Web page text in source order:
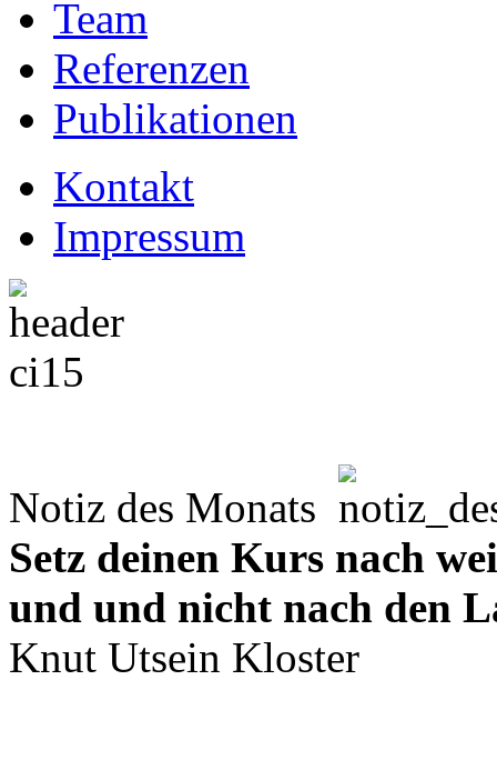
Team
Referenzen
Publikationen
Kontakt
Impressum
Notiz des Monats
Setz deinen Kurs nach
und und nicht nach den
Knut Utsein Kloster